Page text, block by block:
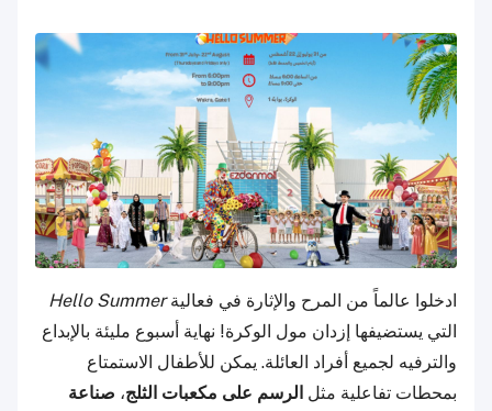
ادخلوا عالماً من المرح والإثارة في فعاليةHello Summer
التي يستضيفها إزدان مول الوكرة! نهاية أسبوع مليئة بالإبداع
والترفيه لجميع أفراد العائلة. يمكن للأطفال الاستمتاع
بمحطات تفاعلية مثل الرسم على مكعبات الثلج، صناعة